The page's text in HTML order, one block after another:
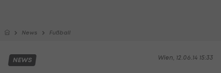
News Fußball
Wien, 12.06.14 15:33
NEWS